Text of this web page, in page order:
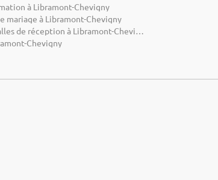
à Libramont-Chevigny
mariage à Libramont-Chevigny
Les meilleures salles de réception à Libramont-Chevigny
Chevigny